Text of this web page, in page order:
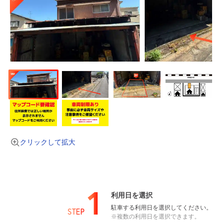
クリックして拡大
STEP 1 利用日を選択
駐車する利用日を選択してください。
※複数の利用日を選択できます。